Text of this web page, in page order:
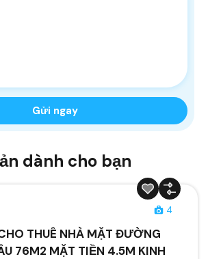
dành cho bạn
4
THUÊ NHÀ MẶT ĐƯỜNG
76M2 MẶT TIỀN 4.5M KINH